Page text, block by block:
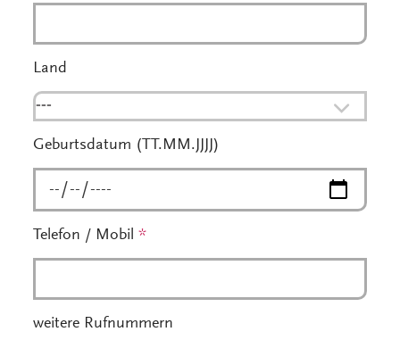
Land
---
Geburtsdatum (TT.MM.JJJJ)
Telefon / Mobil*
weitere Rufnummern